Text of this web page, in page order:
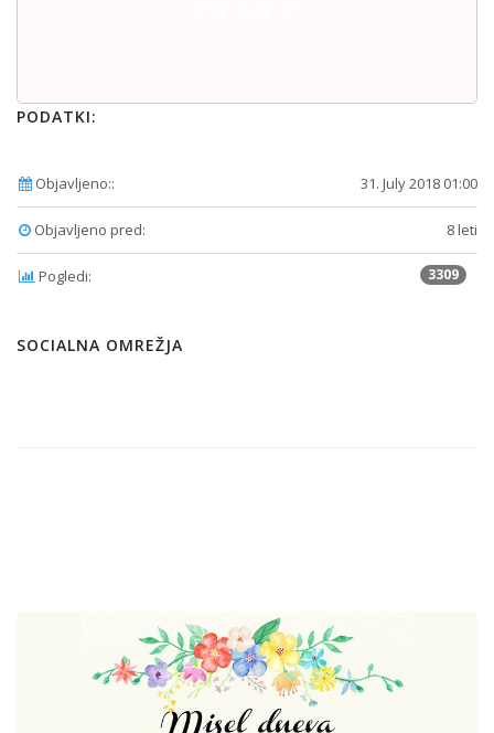
PODATKI:
Objavljeno:: 31. July 2018 01:00
Objavljeno pred: 8 leti
Pogledi: 3309
SOCIALNA OMREŽJA